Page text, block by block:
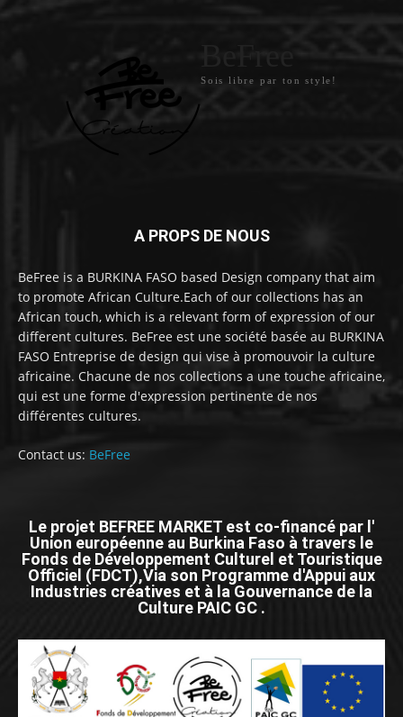
Sois libre par ton style!
A PROPS DE NOUS
BeFree is a BURKINA FASO based Design company that aim
to promote African Culture.Each of our collections has an
African touch, which is a relevant form of expression of our
different cultures. BeFree est une société basée au BURKINA
FASO Entreprise de design qui vise à promouvoir la culture
africaine. Chacune de nos collections a une touche africaine,
qui est une forme d'expression pertinente de nos
différentes cultures.
Contact us: BeFree
Le projet BEFREE MARKET est co-financé par l'
Union européenne au Burkina Faso à travers le
Fonds de Développement Culturel et Touristique
Officiel (FDCT),Via son Programme d'Appui aux
Industries créatives et à la Gouvernance de la
Culture PAIC GC .